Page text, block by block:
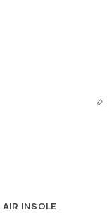
AIR INSOLE.